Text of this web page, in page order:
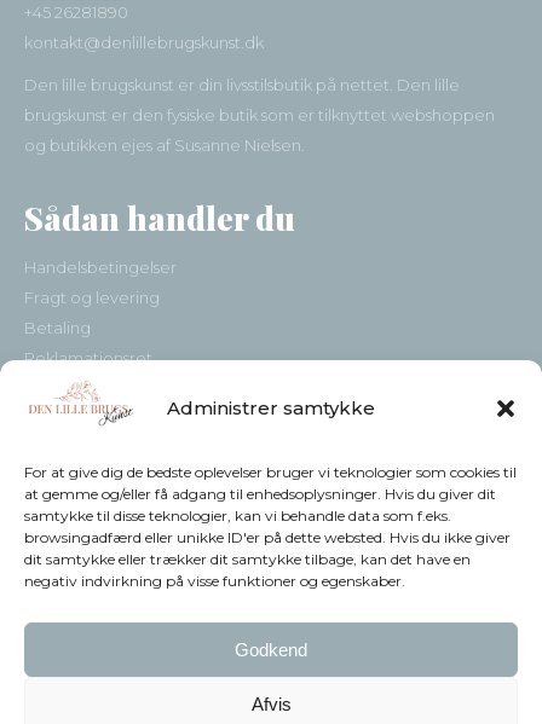
Administrer samtykke
For at give dig de bedste oplevelser bruger vi teknologier som cookies til
at gemme og/eller få adgang til enhedsoplysninger. Hvis du giver dit
samtykke til disse teknologier, kan vi behandle data som f.eks.
browsingadfærd eller unikke ID'er på dette websted. Hvis du ikke giver
dit samtykke eller trækker dit samtykke tilbage, kan det have en
negativ indvirkning på visse funktioner og egenskaber.
Godkend
Afvis
+45 26281890
kontakt@denlillebrugskunst.dk
Den lille brugskunst er din livsstilsbutik på nettet. Den lille
brugskunst er den fysiske butik som er tilknyttet webshoppen
og butikken ejes af Susanne Nielsen.
Sådan handler du
Handelsbetingelser
Fragt og levering
Betaling
Reklamationsret
Kundeservice
Sådan handler du
Nyhedsbrev
Indtast dine oplysninger herunder, og modtage gode tilbud og